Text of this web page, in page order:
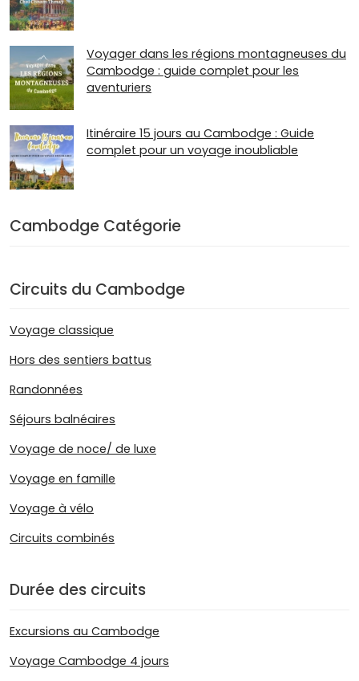
Voyager dans les régions montagneuses du
Cambodge : guide complet pour les
aventuriers
Itinéraire 15 jours au Cambodge : Guide
complet pour un voyage inoubliable
Cambodge Catégorie
Circuits du Cambodge
Voyage classique
Hors des sentiers battus
Randonnées
Séjours balnéaires
Voyage de noce/ de luxe
Voyage en famille
Voyage à vélo
Circuits combinés
Durée des circuits
Excursions au Cambodge
Voyage Cambodge 4 jours